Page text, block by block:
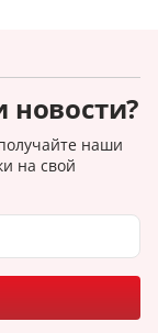
наши
на свой